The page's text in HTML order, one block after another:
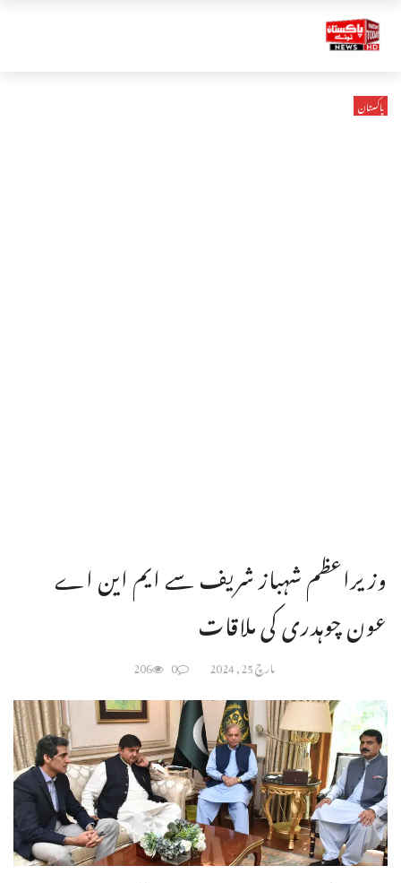
پاکستان
وزیراعظم شہباز شریف سے ایم این اے
عون چوہدری كی ملاقات
مارچ 25, 2024 0
206